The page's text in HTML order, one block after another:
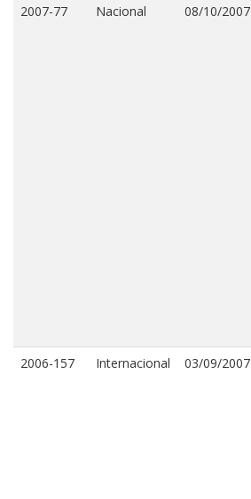
2007-77 Nacional 08/10/2007
2006-157 Internacional 03/09/2007